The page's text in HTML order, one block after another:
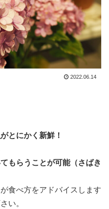
2022.06.14
とにかく新鮮！
もらうことが可能（さばき
食べ方をアドバイスします
い。